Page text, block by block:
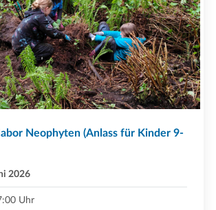
Neophyten (Anlass für Kinder 9-
2026
Uhr